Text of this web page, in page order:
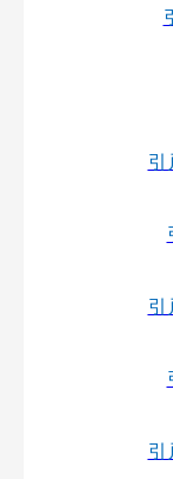
引
引
引